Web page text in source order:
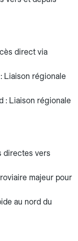
direct via
Liaison régionale
: Liaison régionale
directes vers
majeur pour
au nord du